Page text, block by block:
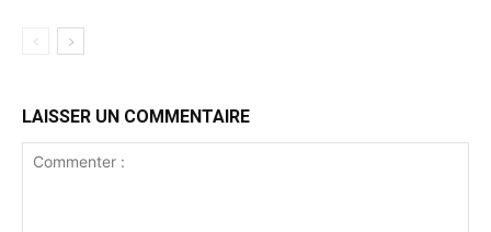
LAISSER UN COMMENTAIRE